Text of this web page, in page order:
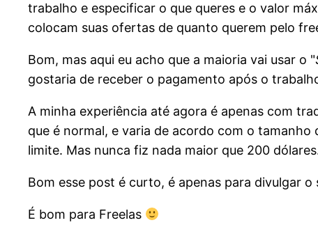
trabalho e especificar o que queres e o valor
colocam suas ofertas de quanto querem pelo
Bom, mas aqui eu acho que a maioria vai usar o "
gostaria de receber o pagamento após o
A minha experiência até agora é apenas com
que é normal, e varia de acordo com o
limite. Mas nunca fiz nada maior que 200
Bom esse post é curto, é apenas para divulgar
É bom para Freelas